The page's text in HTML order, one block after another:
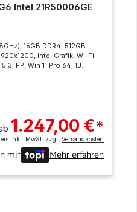
Intel 21R50006GE
16GB DDR4, 512GB
Intel Grafik, Wi-Fi
FP, Win 11 Pro 64, 1J.
1.247,00 €*
inkl. MwSt. zzgl.Versandkosten
mit Mehr erfahren